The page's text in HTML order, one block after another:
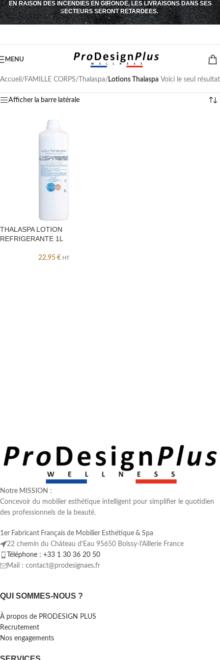
Passer à la navigation
Passer au contenu principal
EN RAISON DES INCENDIES EN GIRONDE, LES LIVRAISONS DANS SES
SECTEURS SERONT RETARDEES.
MENU
Accueil / FAMILLE CORPS/ Thalaspa/ Lotions Thalaspa Voici le seul résultat
Afficher la barre latérale
THALASPA LOTION
REFRIGERANTE 1L
22,95 € HT
Notre MISSION :
Concevoir du mobilier esthétique intelligent pour simplifier le quotidien
des professionnels de la beauté.
1er Fabricant Français de Mobilier Esthétique & Spa
22 chemin du Château d'Eau 95650 Boissy-l'Aillerie France
Téléphone : +33 1 30 36 20 50
Mail : contact@prodesignaes.fr
QUI SOMMES-NOUS ?
À propos de PRODESIGN PLUS
Recrutement
Nos engagements